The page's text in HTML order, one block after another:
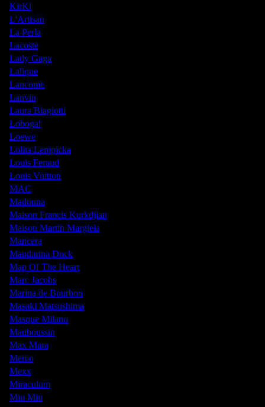
KirKi
L'Artisan
La Perla
Lacoste
Lady Gaga
Lalique
Lancome
Lanvin
Laura Biagiotti
Lobogal
Loewe
Lolita Lempicka
Louis Feraud
Louis Vuitton
MAC
Madonna
Maison Francis Kurkdjian
Maison Martin Margiela
Mancera
Mandarina Duck
Map Of The Heart
Marc Jacobs
Marina de Bourbon
Masaki Matsushima
Masque Milano
Mauboussin
Max Mara
Memo
Mexx
Miraculum
Miu Miu